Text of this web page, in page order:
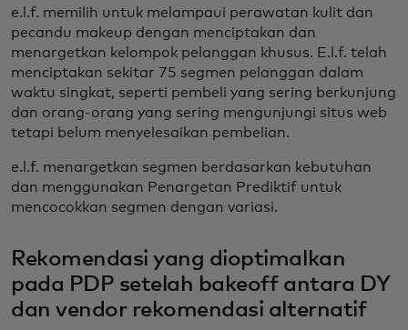
e.l.f. memilih untuk melampaui perawatan kulit dan
pecandu makeup dengan menciptakan dan
menargetkan kelompok pelanggan khusus. E.l.f. telah
menciptakan sekitar 75 segmen pelanggan dalam
waktu singkat, seperti pembeli yang sering berkunjung
dan orang-orang yang sering mengunjungi situs web
tetapi belum menyelesaikan pembelian.
e.l.f. menargetkan segmen berdasarkan kebutuhan
dan menggunakan Penargetan Prediktif untuk
mencocokkan segmen dengan variasi.
Rekomendasi yang dioptimalkan
pada PDP setelah bakeoff antara DY
dan vendor rekomendasi alternatif